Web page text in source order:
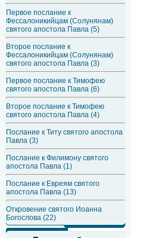
Первое послание к
Фессалоникийцам (Солунянам)
святого апостола Павла (5)
Второе послание к
Фессалоникийцам (Солунянам)
святого апостола Павла (3)
Первое послание к Тимофею
святого апостола Павла (6)
Второе послание к Тимофею
святого апостола Павла (4)
Послание к Титу святого апостола
Павла (3)
Послание к Филимону святого
апостола Павла (1)
Послание к Евреям святого
апостола Павла (13)
Откровение святого Иоанна
Богослова (22)